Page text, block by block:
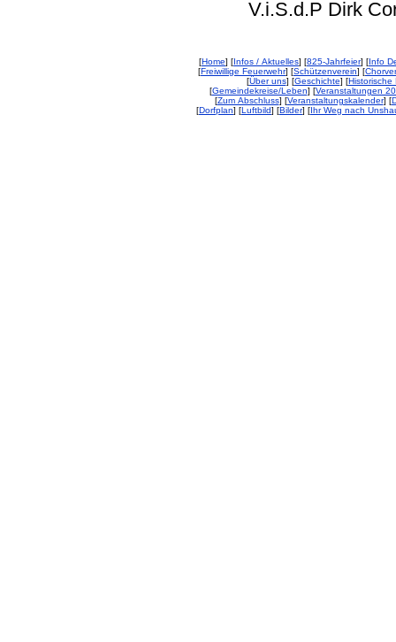
V.i.S.d.P Dirk
[Home] [Infos / Aktuelles] [825-Jahrfeier] [Info
[Freiwillige Feuerwehr] [Schützenverein] [
[Über uns] [Geschichte] [Historische
[Gemeindekreise/Leben] [Veranstaltungen
[Zum Abschluss] [Veranstaltungskalender] [
[Dorfplan] [Luftbild] [Bilder] [Ihr Weg nach